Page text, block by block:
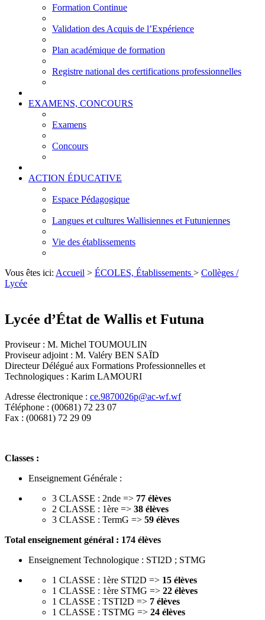
Formation Continue
Validation des Acquis de l’Expérience
Plan académique de formation
Registre national des certifications professionnelles
EXAMENS, CONCOURS
Examens
Concours
ACTION ÉDUCATIVE
Espace Pédagogique
Langues et cultures Wallisiennes et Futuniennes
Vie des établissements
Vous êtes ici: Accueil > ÉCOLES, Établissements > Collèges /
Lycée
Lycée d’État de Wallis et Futuna
Proviseur : M. Michel TOUMOULIN
Proviseur adjoint : M. Valéry BEN SAÏD
Directeur Délégué aux Formations Professionnelles et
Technologiques : Karim LAMOURI
Adresse électronique : ce.9870026p@ac-wf.wf
Téléphone : (00681) 72 23 07
Fax : (00681) 72 29 09
Classes :
Enseignement Générale :
3 CLASSE : 2nde => 77 élèves
2 CLASSE : 1ère => 38 élèves
3 CLASSE : TermG => 59 élèves
Total enseignement général : 174 élèves
Enseignement Technologique : STI2D ; STMG
1 CLASSE : 1ère STI2D => 15 élèves
1 CLASSE : 1ère STMG => 22 élèves
1 CLASSE : TSTI2D => 7 élèves
1 CLASSE : TSTMG => 24 élèves